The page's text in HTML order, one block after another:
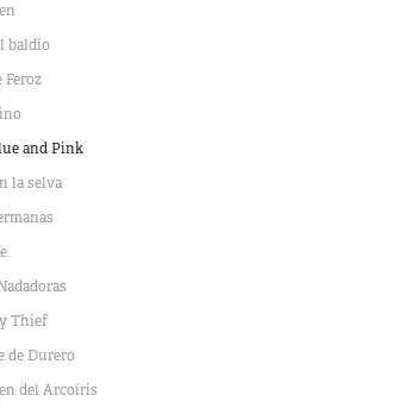
baldío
Feroz
and Pink
la selva
Thief
de Durero
del Arcoíris